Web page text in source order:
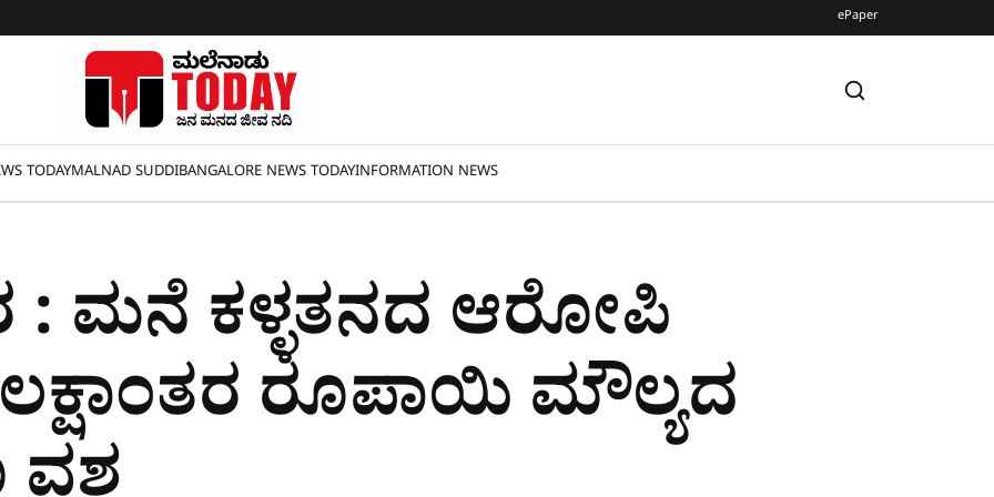
ePaper
TODAYMALNAD SUDDIBANGALORE NEWS TODAYINFORMATION NEWS
: ಮನೆ ಕಳ್ಳತನದ ಆರೋಪಿ
ರೂಪಾಯಿ ಮೌಲ್ಯದ